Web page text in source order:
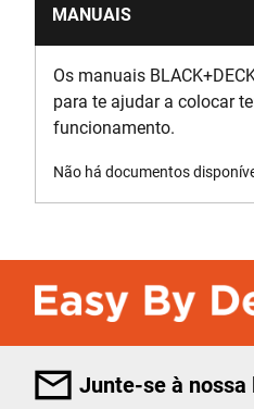
MANUAIS
Os manuais
para te ajudar a colocar
funcionamento.
Não há documentos
Junte-se à